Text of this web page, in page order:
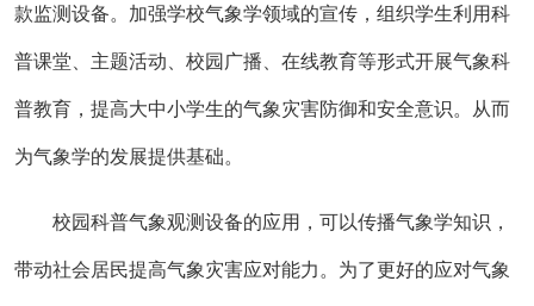
款监测设备。加强学校气象学领域的宣传，组织学生利用科
普课堂、主题活动、校园广播、在线教育等形式开展气象科
普教育，提高大中小学生的气象灾害防御和安全意识。从而
为气象学的发展提供基础。
校园科普气象观测设备的应用，可以传播气象学知识，
带动社会居民提高气象灾害应对能力。为了更好的应对气象